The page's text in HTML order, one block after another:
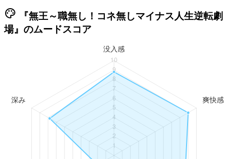
palette 『無王～職無し！コネ無しマイナス人生逆転劇
場』のムードスコア